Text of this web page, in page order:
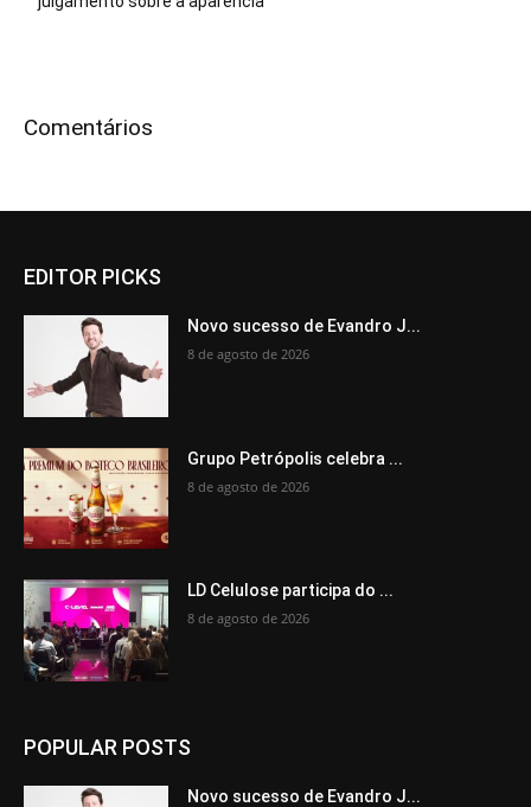
Comentários
EDITOR PICKS
Novo sucesso de Evandro J...
8 de agosto de 2026
Grupo Petrópolis celebra ...
8 de agosto de 2026
LD Celulose participa do ...
8 de agosto de 2026
POPULAR POSTS
Novo sucesso de Evandro J...